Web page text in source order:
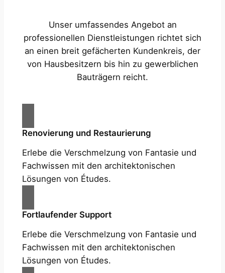
Unser umfassendes Angebot an
professionellen Dienstleistungen richtet sich
an einen breit gefächerten Kundenkreis, der
von Hausbesitzern bis hin zu gewerblichen
Bauträgern reicht.
Renovierung und Restaurierung
Erlebe die Verschmelzung von Fantasie und
Fachwissen mit den architektonischen
Lösungen von Études.
Fortlaufender Support
Erlebe die Verschmelzung von Fantasie und
Fachwissen mit den architektonischen
Lösungen von Études.